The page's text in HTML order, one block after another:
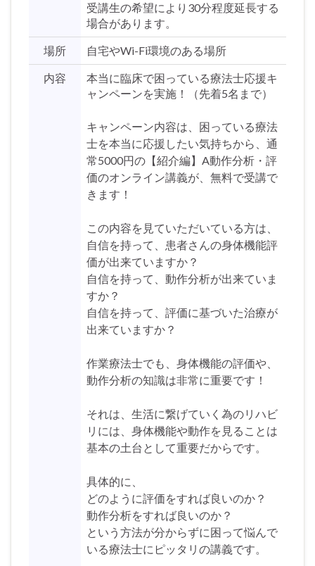
受講生の希望により30分程度延長する
場合があります。
場所 自宅やWi-Fi環境のある場所
内容
本当に臨床で困っている療法士応援キ
ャンペーンを実施！（先着5名まで）
キャンペーン内容は、困っている療法
士を本当に応援したい気持ちから、通
常5000円の【紹介編】A動作分析・評
価のオンライン講義が、無料で受講で
きます！
この内容を見ていただいている方は、
自信を持って、患者さんの身体機能評
価が出来ていますか？
自信を持って、動作分析が出来ていま
すか？
自信を持って、評価に基づいた治療が
出来ていますか？
作業療法士でも、身体機能の評価や、
動作分析の知識は非常に重要です！
それは、生活に繋げていく為のリハビ
リには、身体機能や動作を見ることは
基本の土台として重要だからです。
具体的に、
どのように評価をすれば良いのか？
動作分析をすれば良いのか？
という方法が分からずに困って悩んで
いる療法士にピッタリの講義です。